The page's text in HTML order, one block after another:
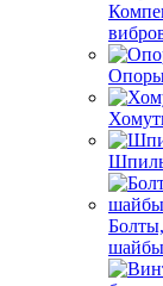
шайбы